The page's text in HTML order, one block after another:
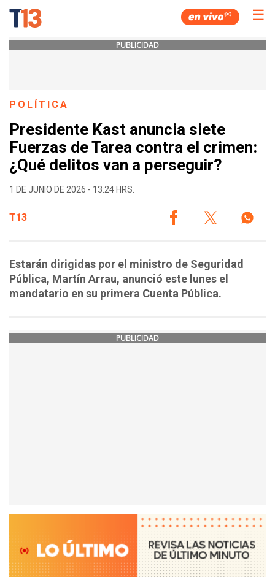
☰
PUBLICIDAD
POLÍTICA
Presidente Kast anuncia siete
Fuerzas de Tarea contra el crimen:
¿Qué delitos van a perseguir?
1 DE JUNIO DE 2026 - 13:24 HRS.
T13
Estarán dirigidas por el ministro de Seguridad
Pública, Martín Arrau, anunció este lunes el
mandatario en su primera Cuenta Pública.
PUBLICIDAD